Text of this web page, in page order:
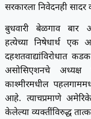
सरकारला निवेदनही
बुधवारी बेळगाव बार
हत्येच्या निषेधार्थ
दहशतवाद्यांविरोधात
असोसिएशनचे
काश्मीरमधील
आहे. त्याचप्रमाणे
केलेल्या व्यक्तींविरुद्ध